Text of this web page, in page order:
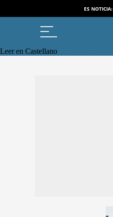
ES NOTICIA:
Leer en Castellano